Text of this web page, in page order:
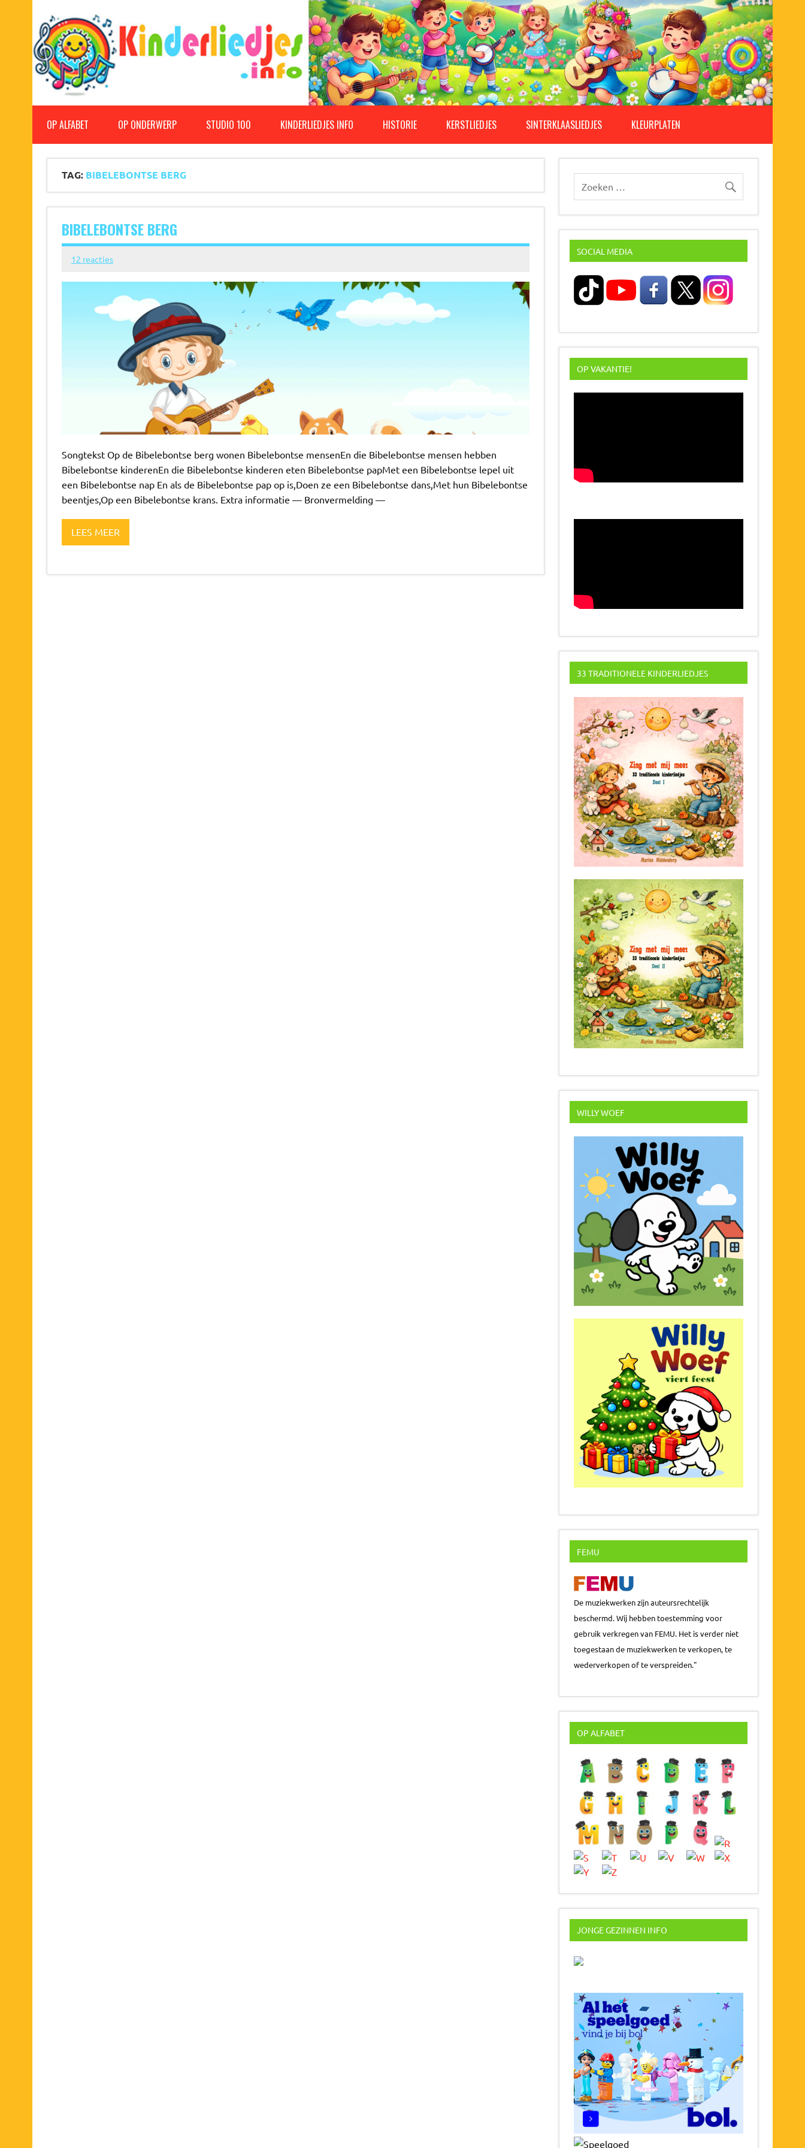
Kinderliedjes
OP ALFABET OP ONDERWERP STUDIO 100 KINDERLIEDJES INFO HISTORIE KERSTLIEDJES SINTERKLAASLIEDJES KLEURPLATEN
TAG: BIBELEBONTSE BERG
BIBELEBONTSE BERG
12 reacties
Songtekst Op de Bibelebontse berg wonen Bibelebontse mensenEn die Bibelebontse mensen hebben
Bibelebontse kinderenEn die Bibelebontse kinderen eten Bibelebontse papMet een Bibelebontse lepel uit
een Bibelebontse nap En als de Bibelebontse pap op is,Doen ze een Bibelebontse dans,Met hun Bibelebontse
beentjes,Op een Bibelebontse krans. Extra informatie — Bronvermelding —
LEES MEER
SOCIAL MEDIA
OP VAKANTIE!
33 TRADITIONELE KINDERLIEDJES
WILLY WOEF
FEMU
De muziekwerken zijn auteursrechtelijk
beschermd. Wij hebben toestemming voor
gebruik verkregen van FEMU. Het is verder niet
toegestaan de muziekwerken te verkopen, te
wederverkopen of te verspreiden."
OP ALFABET
JONGE GEZINNEN INFO